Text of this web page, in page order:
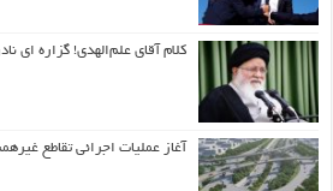
کلام آقای علم‌الهدی! گزاره ای
آغاز عملیات اجرائی تقاطع